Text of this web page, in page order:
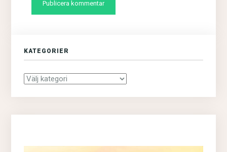
KATEGORIER
Kategorier